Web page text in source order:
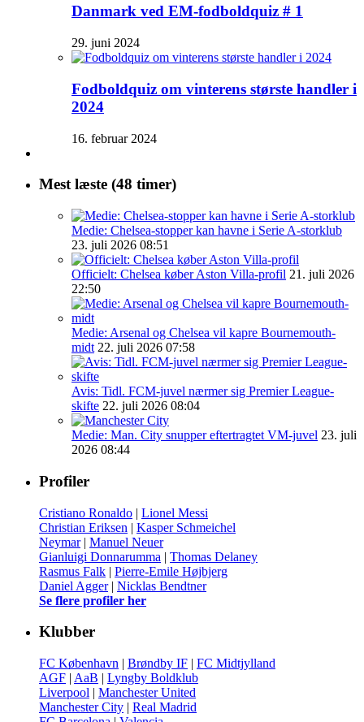
Danmark ved EM-fodboldquiz # 1
29. juni 2024
Fodboldquiz om vinterens største handler i
2024
16. februar 2024
Mest læste (48 timer)
Medie: Chelsea-stopper kan havne i Serie A-storklub
23. juli 2026 08:51
Officielt: Chelsea køber Aston Villa-profil 21. juli 2026
22:50
Medie: Arsenal og Chelsea vil kapre Bournemouth-
midt 22. juli 2026 07:58
Avis: Tidl. FCM-juvel nærmer sig Premier League-
skifte 22. juli 2026 08:04
Medie: Man. City snupper eftertragtet VM-juvel 23. juli
2026 08:44
Profiler
Cristiano Ronaldo | Lionel Messi
Christian Eriksen | Kasper Schmeichel
Neymar| Manuel Neuer
Gianluigi Donnarumma | Thomas Delaney
Rasmus Falk | Pierre-Emile Højbjerg
Daniel Agger| Nicklas Bendtner
Se flere profiler her
Klubber
FC København | Brøndby IF | FC Midtjylland
AGF | AaB | Lyngby Boldklub
Liverpool | Manchester United
Manchester City | Real Madrid